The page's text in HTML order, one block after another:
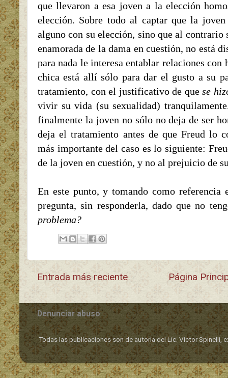
que llevaron a esa joven a la elección
elección. Sobre todo al captar que la
alguno con su elección, sino que al contrario
enamorada de la dama en cuestión, no está
para nada le interesa entablar relaciones con
chica está allí sólo para dar el gusto a su
tratamiento, con el justificativo de quese
vivir su vida (su sexualidad)
finalmente la joven no sólo no deja de ser
deja el tratamiento antes de que Freud lo
más importante del caso es lo siguiente:
de la joven en cuestión, y no al prejuicio de
En este punto, y tomando como referencia
pregunta, sin responderla, dado que no
problema?
Entrada más reciente Página
Denunciar abuso
Todas las publicaciones son de autoría del Lic. Víctor Spinelli,